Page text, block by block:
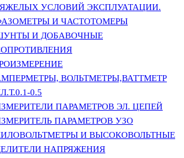
УСЛОВИЙ ЭКСПЛУАТАЦИИ.
И ЧАСТОТОМЕРЫ
И ДОБАВОЧНЫЕ
ВОЛЬТМЕТРЫ,ВАТТМЕТР
0.5
ПАРАМЕТРОВ ЭЛ. ЦЕПЕЙ
ПАРАМЕТРОВ УЗО
И ВЫСОКОВОЛЬТНЫЕ
НАПРЯЖЕНИЯ